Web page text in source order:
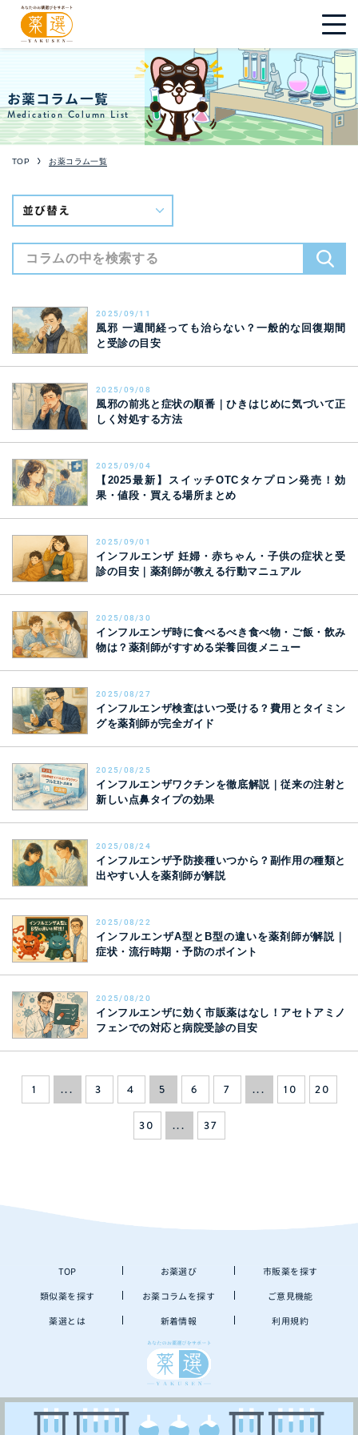
お薬コラム一覧
Medication Column List
TOP お薬コラム一覧
2025/09/11
風邪 一週間経っても治らない？一般的な回復期間
と受診の目安
2025/09/08
風邪の前兆と症状の順番｜ひきはじめに気づいて正
しく対処する方法
2025/09/04
【2025最新】スイッチOTCタケプロン発売！効
果・値段・買える場所まとめ
2025/09/01
インフルエンザ 妊婦・赤ちゃん・子供の症状と受
診の目安｜薬剤師が教える行動マニュアル
2025/08/30
インフルエンザ時に食べるべき食べ物・ご飯・飲み
物は？薬剤師がすすめる栄養回復メニュー
2025/08/27
インフルエンザ検査はいつ受ける？費用とタイミン
グを薬剤師が完全ガイド
2025/08/25
インフルエンザワクチンを徹底解説｜従来の注射と
新しい点鼻タイプの効果
2025/08/24
インフルエンザ予防接種いつから？副作用の種類と
出やすい人を薬剤師が解説
2025/08/22
インフルエンザA型とB型の違いを薬剤師が解説｜
症状・流行時期・予防のポイント
2025/08/20
インフルエンザに効く市販薬はなし！アセトアミノ
フェンでの対応と病院受診の目安
1 ... 3 4 5 6 7 ... 10 20
30 ... 37
TOP お薬選び 市販薬を探す
類似薬を探す お薬コラムを探す ご意見機能
薬選とは 新着情報 利用規約